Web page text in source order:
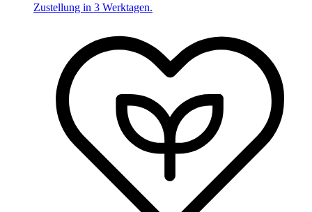
Zustellung in 3 Werktagen.